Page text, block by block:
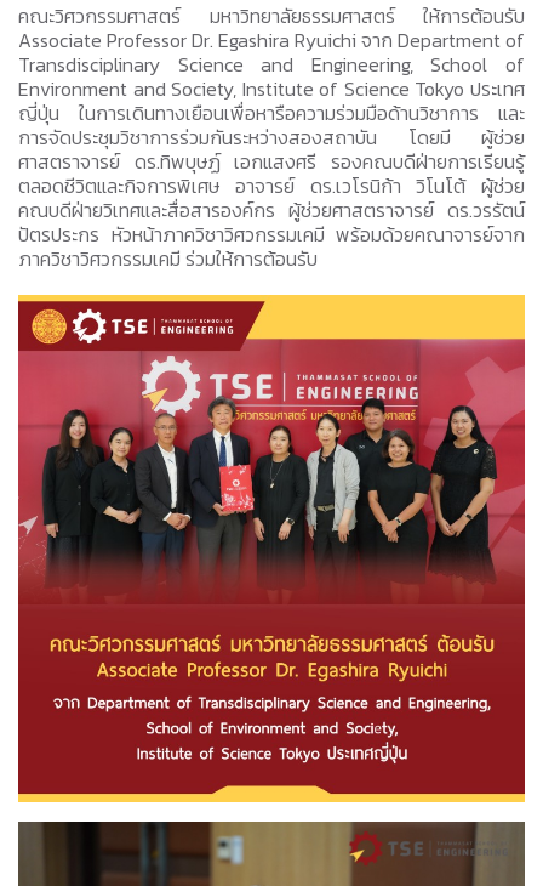
คณะวิศวกรรมศาสตร์ มหาวิทยาลัยธรรมศาสตร์ ให้การต้อนรับ
Associate Professor Dr. Egashira Ryuichi จาก Department of
Transdisciplinary Science and Engineering, School of
Environment and Society, Institute of Science Tokyo ประเทศ
ญี่ปุ่น ในการเดินทางเยือนเพื่อหารือความร่วมมือด้านวิชาการ และ
การจัดประชุมวิชาการร่วมกันระหว่างสองสถาบัน โดยมี ผู้ช่วย
ศาสตราจารย์ ดร.ทิพบุษฏ์ เอกแสงศรี รองคณบดีฝ่ายการเรียนรู้
ตลอดชีวิตและกิจการพิเศษ อาจารย์ ดร.เวโรนิก้า วิโนโต้ ผู้ช่วย
คณบดีฝ่ายวิเทศและสื่อสารองค์กร ผู้ช่วยศาสตราจารย์ ดร.วรรัตน์
ปัตรประกร หัวหน้าภาควิชาวิศวกรรมเคมี พร้อมด้วยคณาจารย์จาก
ภาควิชาวิศวกรรมเคมี ร่วมให้การต้อนรับ